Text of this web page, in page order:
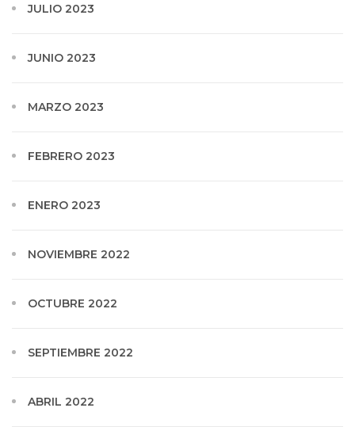
JULIO 2023
JUNIO 2023
MARZO 2023
FEBRERO 2023
ENERO 2023
NOVIEMBRE 2022
OCTUBRE 2022
SEPTIEMBRE 2022
ABRIL 2022